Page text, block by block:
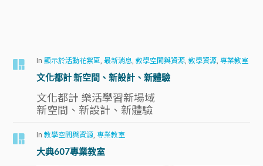
In顯示於活動花絮區 ,最新消息 ,教學空間與資源 ,教學資源 ,專業教室
文化都計 新空間、新設計、新體驗
文化都計 樂活學習新場域
新空間、新設計、新體驗
In教學空間與資源 ,專業教室
大典607專業教室